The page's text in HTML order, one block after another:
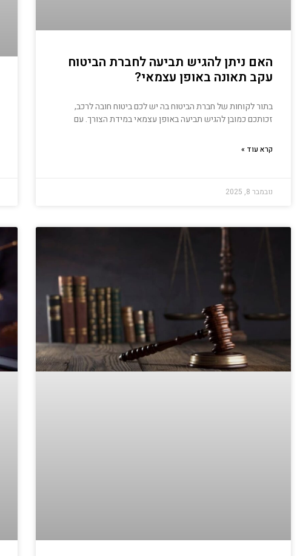
האם ניתן להגיש תביעה לחברת הביטוח
עקב תאונה באופן עצמאי?
בתור לקוחות של חברת הביטוח בה יש לכם ביטוח חובה לרכב,
זכותכם כמובן להגיש תביעה באופן עצמאי במידת הצורך. עם
קרא עוד »
נובמבר 8, 2025